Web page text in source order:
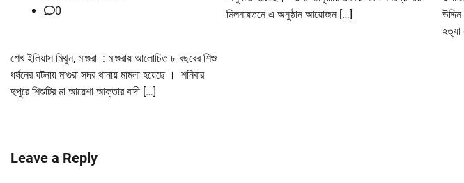
0
শেখ ইলিয়াস মিথুন, মাগুরা : মাগুরায় আলোচিত ৮ বছরের শিশু
ধর্ষনের ঘটনায় মাগুরা সদর থানায় মামলা হয়েছে । শনিবার
দুপুরে শিশুটির মা আয়েশা আক্তার বাদী […]
মিলনায়তনে এ অনুষ্ঠান আয়োজন […]
হত্যা
Leave a Reply